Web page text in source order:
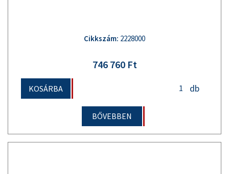
Cikkszám: 2228000
746 760 Ft
KOSÁRBA db
BŐVEBBEN